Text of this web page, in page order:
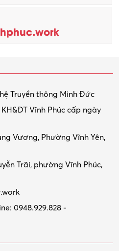
tặng
Truyền thông Minh Đức
KH&ĐT Vĩnh Phúc cấp ngày
Vương, Phường Vĩnh Yên,
Trãi, phường Vĩnh Phúc,
0948.929.828 -